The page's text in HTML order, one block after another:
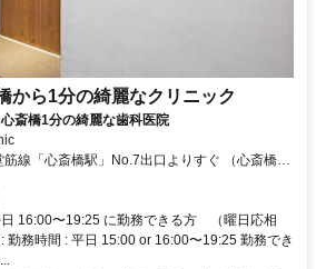
から1分の綺麗なクリニック
斎橋1分の綺麗な歯科医院
アクタス上）
16:00〜19:25 に勤務できる方 （曜日応相
勤務時間 : 平日 15:00 or 16:00〜19:25 勤務でき